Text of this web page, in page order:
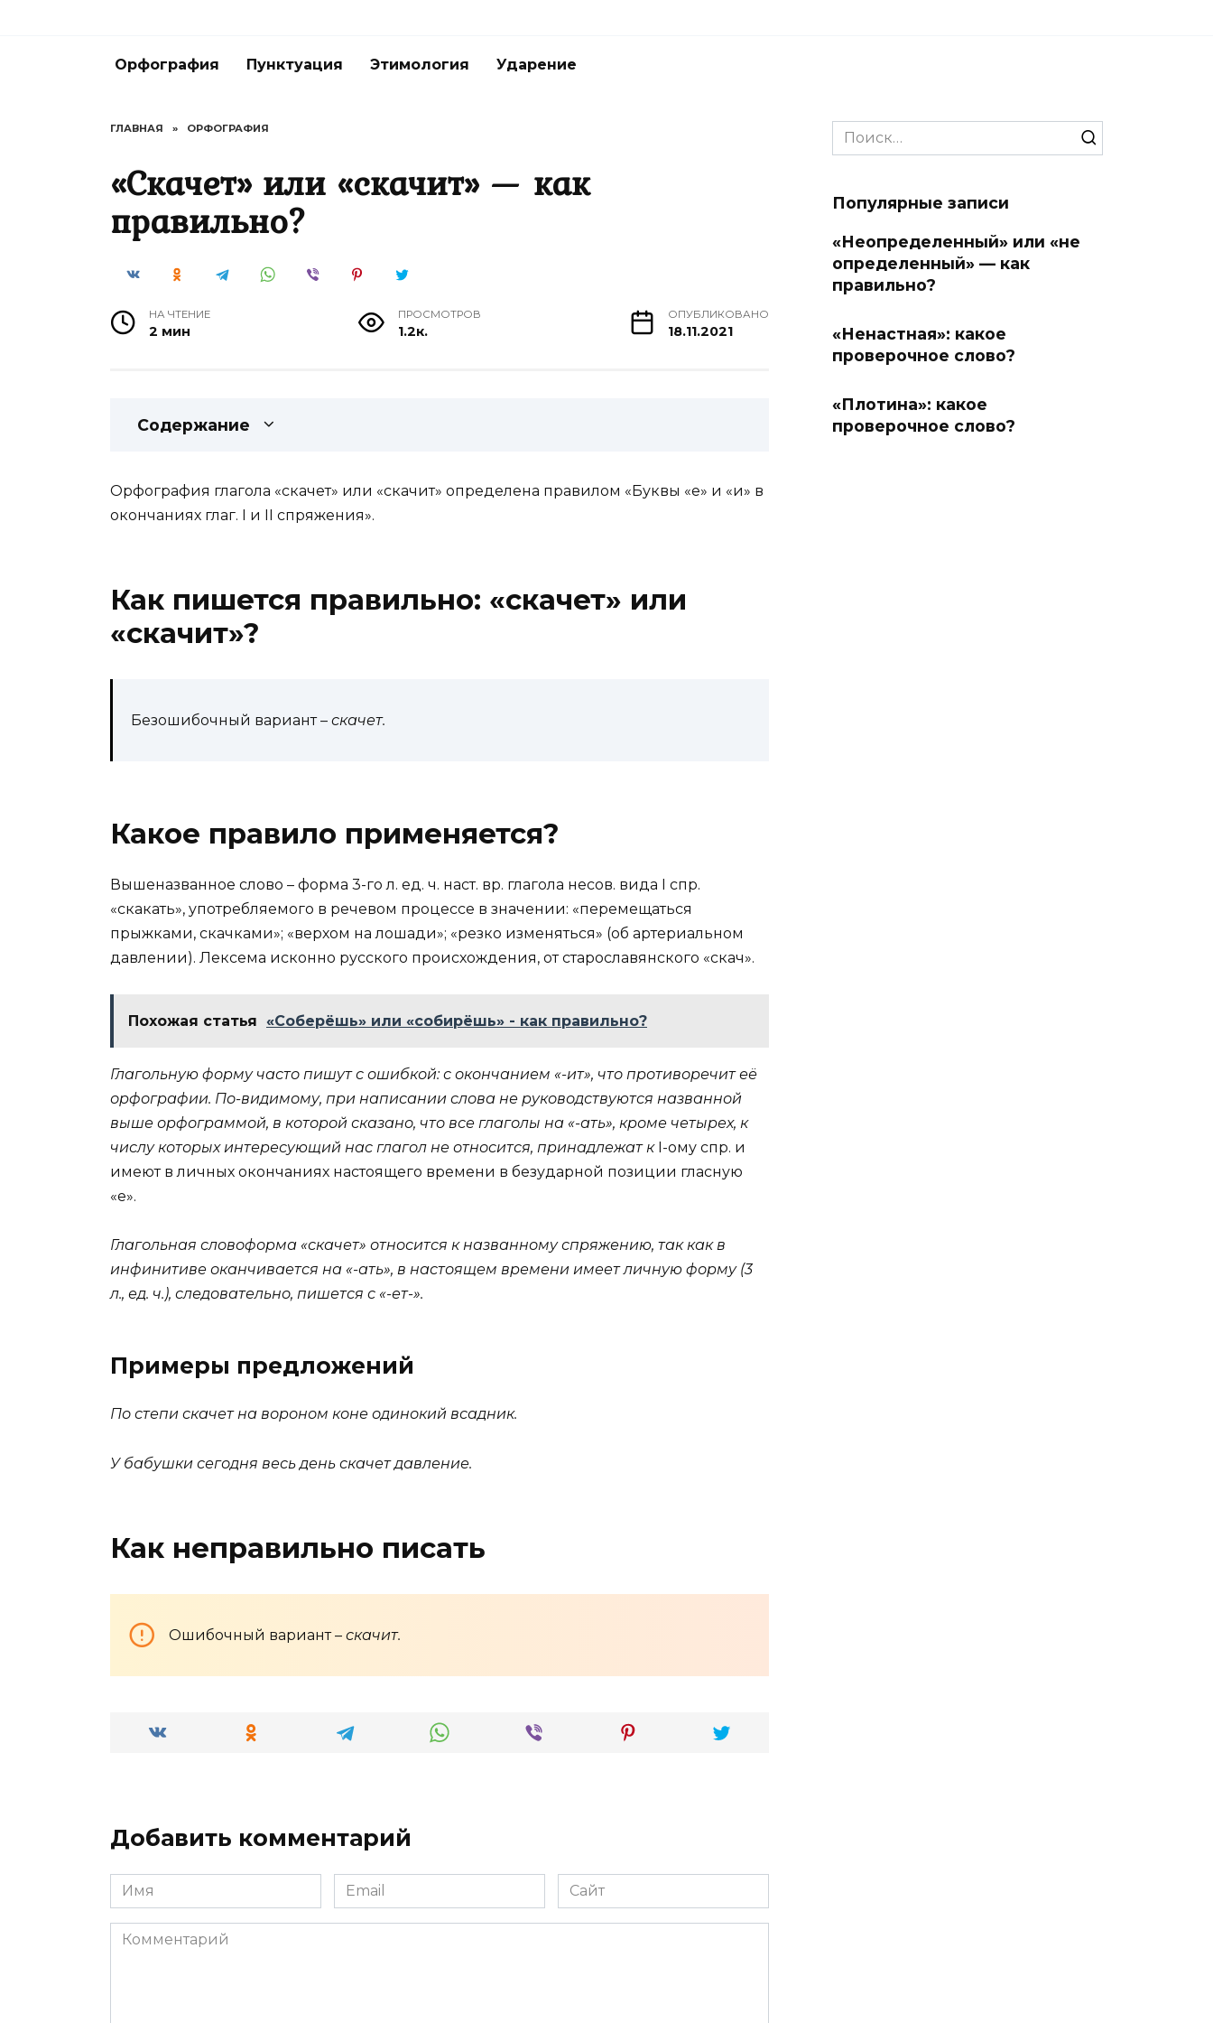
Орфография Пунктуация Этимология Ударение
ГЛАВНАЯ » ОРФОГРАФИЯ
«Скачет» или «скачит» — как
правильно?
НА ЧТЕНИЕ
2 мин
ПРОСМОТРОВ
1.2к.
ОПУБЛИКОВАНО
18.11.2021
Содержание
Орфография глагола «скачет» или «скачит» определена правилом «Буквы «е» и «и» в
окончаниях глаг. I и II спряжения».
Как пишется правильно: «скачет» или
«скачит»?
Безошибочный вариант – скачет.
Какое правило применяется?
Вышеназванное слово – форма 3-го л. ед. ч. наст. вр. глагола несов. вида I спр.
«скакать», употребляемого в речевом процессе в значении: «перемещаться
прыжками, скачками»; «верхом на лошади»; «резко изменяться» (об артериальном
давлении). Лексема исконно русского происхождения, от старославянского «скачѫ».
Похожая статья «Соберёшь» или «собирёшь» - как правильно?
Глагольную форму часто пишут с ошибкой: с окончанием «-ит», что противоречит её
орфографии. По-видимому, при написании слова не руководствуются названной
выше орфограммой, в которой сказано, что все глаголы на «-ать», кроме четырех, к
числу которых интересующий нас глагол не относится, принадлежат к I-ому спр. и
имеют в личных окончаниях настоящего времени в безударной позиции гласную
«е».
Глагольная словоформа «скачет» относится к названному спряжению, так как в
инфинитиве оканчивается на «-ать», в настоящем времени имеет личную форму (3
л., ед. ч.), следовательно, пишется с «-ет-».
Примеры предложений
По степи скачет на вороном коне одинокий всадник.
У бабушки сегодня весь день скачет давление.
Как неправильно писать
Ошибочный вариант – скачит.
Добавить комментарий
Имя
*
Email
*
Сайт
Комментарий
Search
for:
Популярные записи
«Неопределенный» или «не
определенный» — как
правильно?
«Ненастная»: какое
проверочное слово?
«Плотина»: какое
проверочное слово?